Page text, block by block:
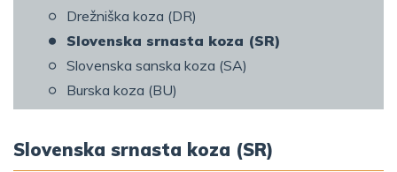
Drežniška koza (DR)
Slovenska srnasta koza (SR)
Slovenska sanska koza (SA)
Burska koza (BU)
Slovenska srnasta koza (SR)